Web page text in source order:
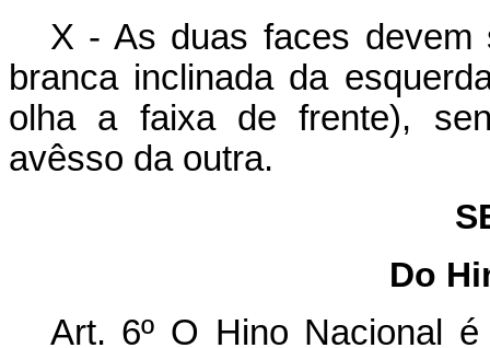
X - As duas faces devem
branca inclinada da
olha a faixa de frente),
avêsso da outra.
Do
Art. 6º O Hino Nacional